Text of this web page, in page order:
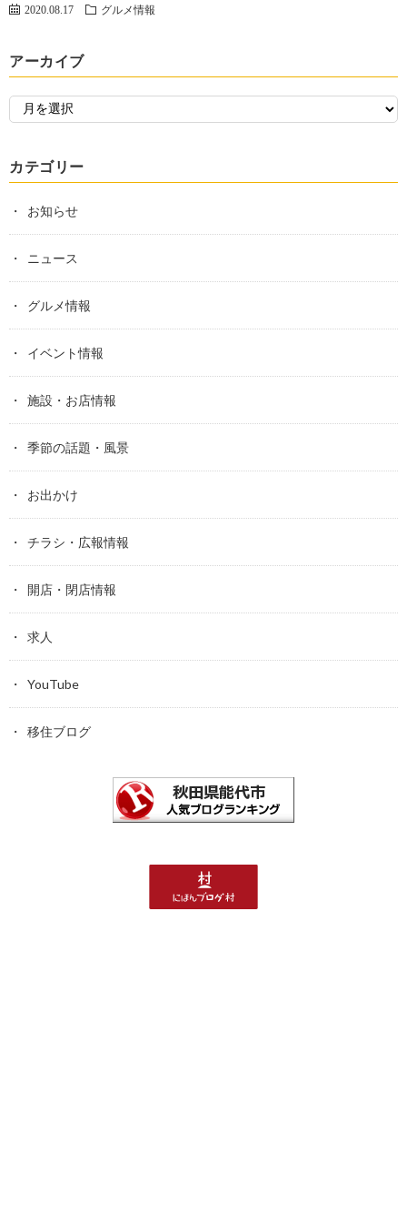
2020.08.17 グルメ情報
アーカイブ
カテゴリー
お知らせ
ニュース
グルメ情報
イベント情報
施設・お店情報
季節の話題・風景
お出かけ
チラシ・広報情報
開店・閉店情報
求人
YouTube
移住ブログ